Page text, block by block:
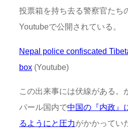
投票箱を持ち去る警察官たち
Youtubeで公開されている。
Nepal police confiscated
box (Youtube)
この出来事には伏線がある。
パール国内で中国の『内政』
るようにと圧力がかかってい